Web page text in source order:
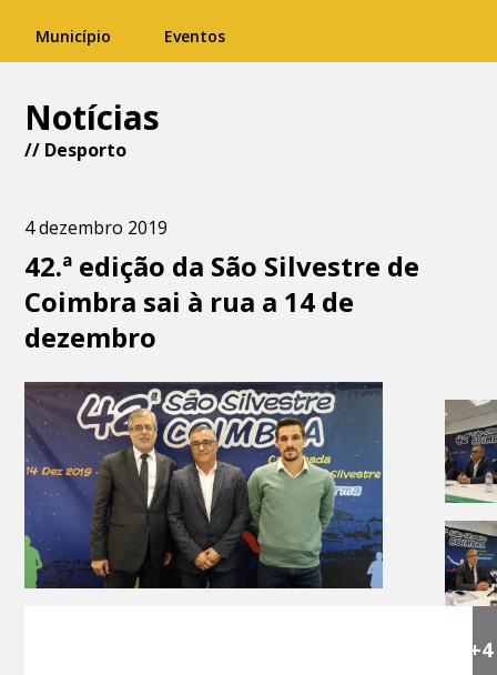
Município Eventos
Notícias
// Desporto
4 dezembro 2019
42.ª edição da São Silvestre de
Coimbra sai à rua a 14 de
dezembro
+4